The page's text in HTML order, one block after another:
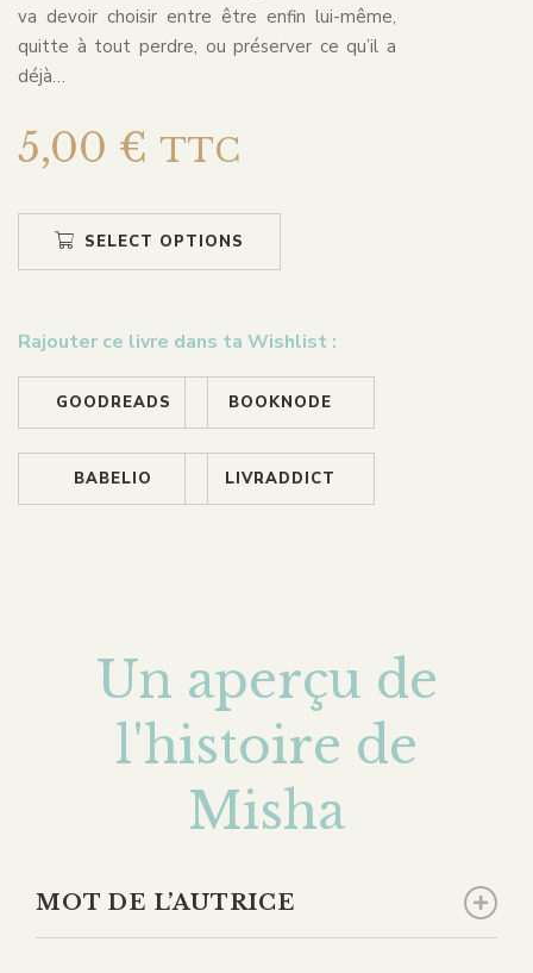
va devoir choisir entre être enfin lui-même,
quitte à tout perdre, ou préserver ce qu’il a
déjà…
5,00 € TTC
SELECT OPTIONS
Rajouter ce livre dans ta Wishlist :
GOODREADS BOOKNODE
BABELIO LIVRADDICT
Un aperçu de
l'histoire de
Misha
MOT DE L’AUTRICE